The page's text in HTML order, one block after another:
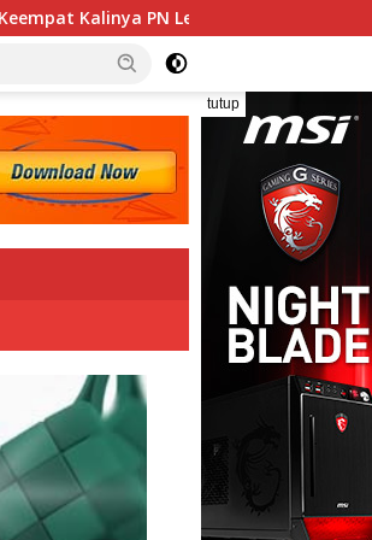
Eksepsi, Kado Songsong
tutup